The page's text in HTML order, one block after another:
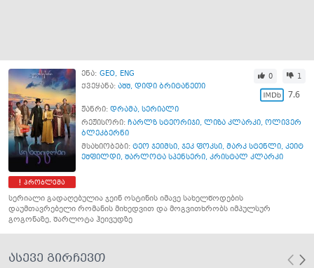
პრობლემა
ენა: GEO ENG
ქვეყანა: აშშ, დიდი ბრიტანეთი
0 1
7.6
ჟანრი: დრამა, სერიალი
რეჟისორი: ჩარლზ სტეორიჯი, ლიზა კლარკი, ოლივერ
ბლეკბერნი
მსახიობები: ტეო ჯეიმსი, ჯეკ ფოკსი, მარკ სტენლი, კეიტ
ეშფილდი, შარლოტა სპენსერი, კრისტალ კლარკი
სერიალი გადაღებულია ჯეინ ოსტინის იმავე სახელწოდების
დაუმთავრებელი რომანის მიხედვით და მოგვითხრობს იმპულსურ
გოგონაზე, შარლოტა ჰეივუდზე
ასევე გირჩევთ